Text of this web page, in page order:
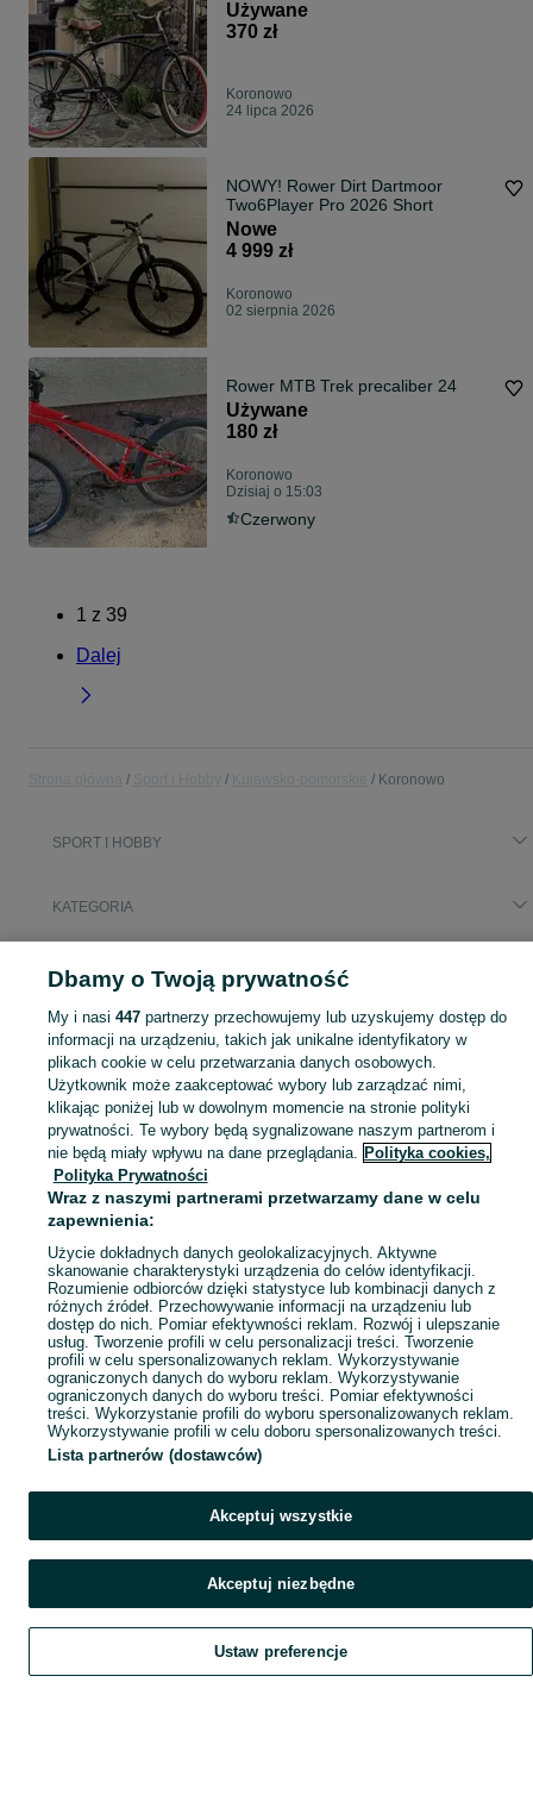
Używane
370 zł
Koronowo
24 lipca 2026
NOWY! Rower Dirt Dartmoor
Two6Player Pro 2026 Short
Nowe
4 999 zł
Koronowo
02 sierpnia 2026
Rower MTB Trek precaliber 24
Używane
180 zł
Koronowo
Dzisiaj o 15:03
Czerwony
1 z 39
Dalej
Koronowo
SPORT I HOBBY
KATEGORIA
ogórki
Sprzedaż sprzętu sportowego i hobby Koronowo ▶️ Szeroki wybór produktów ✅ Nowe i używane w atrakcyjnych cenach ✌ Sprawdź ogłoszenia na OLX.pl!
Mapa kategorii
Mapa miejscowości
Mapa ministron
Popularne wyszukiwania
Szukaj Obserwujesz Dodaj Czat Konto
Dbamy o Twoją prywatność
My i nasi 447partnerzy przechowujemy lub uzyskujemy dostęp do
informacji na urządzeniu, takich jak unikalne identyfikatory w
plikach cookie w celu przetwarzania danych osobowych.
Użytkownik może zaakceptować wybory lub zarządzać nimi,
klikając poniżej lub w dowolnym momencie na stronie polityki
prywatności. Te wybory będą sygnalizowane naszym partnerom i
nie będą miały wpływu na dane przeglądania. Polityka cookies,
Polityka Prywatności
Wraz z naszymi partnerami przetwarzamy dane w celu
zapewnienia:
Użycie dokładnych danych geolokalizacyjnych. Aktywne
skanowanie charakterystyki urządzenia do celów identyfikacji.
Rozumienie odbiorców dzięki statystyce lub kombinacji danych z
różnych źródeł. Przechowywanie informacji na urządzeniu lub
dostęp do nich. Pomiar efektywności reklam. Rozwój i ulepszanie
usług. Tworzenie profili w celu personalizacji treści. Tworzenie
profili w celu spersonalizowanych reklam. Wykorzystywanie
ograniczonych danych do wyboru reklam. Wykorzystywanie
ograniczonych danych do wyboru treści. Pomiar efektywności
treści. Wykorzystanie profili do wyboru spersonalizowanych reklam.
Wykorzystywanie profili w celu doboru spersonalizowanych treści.
Lista partnerów (dostawców)
Akceptuj wszystkie
Akceptuj niezbędne
Ustaw preferencje